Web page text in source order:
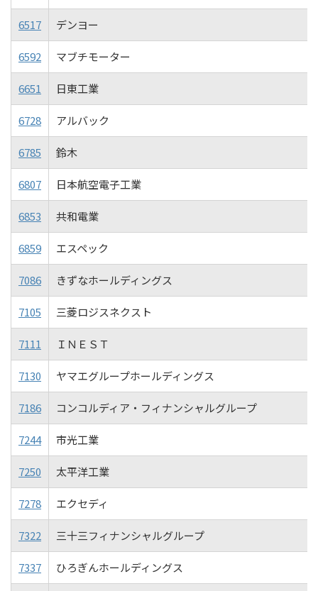
6517 デンヨー
6592 マブチモーター
6651 日東工業
6728 アルバック
6785 鈴木
6807 日本航空電子工業
6853 共和電業
6859 エスペック
7086 きずなホールディングス
7105 三菱ロジスネクスト
7111 ＩＮＥＳＴ
7130 ヤマエグループホールディングス
7186 コンコルディア・フィナンシャルグループ
7244 市光工業
7250 太平洋工業
7278 エクセディ
7322 三十三フィナンシャルグループ
7337 ひろぎんホールディングス